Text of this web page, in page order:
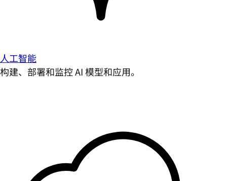
人工智能
构建、部署和监控 AI 模型和应用。